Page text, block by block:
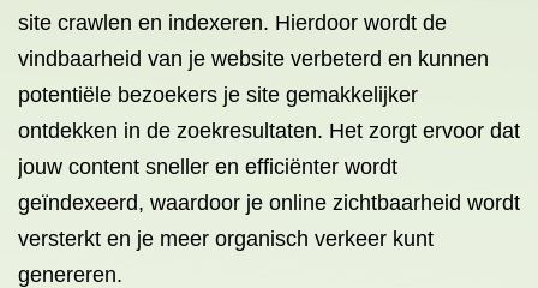
site crawlen en indexeren. Hierdoor wordt de
vindbaarheid van je website verbeterd en kunnen
potentiële bezoekers je site gemakkelijker
ontdekken in de zoekresultaten. Het zorgt ervoor dat
jouw content sneller en efficiënter wordt
geïndexeerd, waardoor je online zichtbaarheid wordt
versterkt en je meer organisch verkeer kunt
genereren.